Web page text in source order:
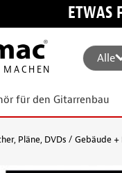
ETWAS
Alle
für den Gitarrenbau
Pläne, DVDs Gebäude